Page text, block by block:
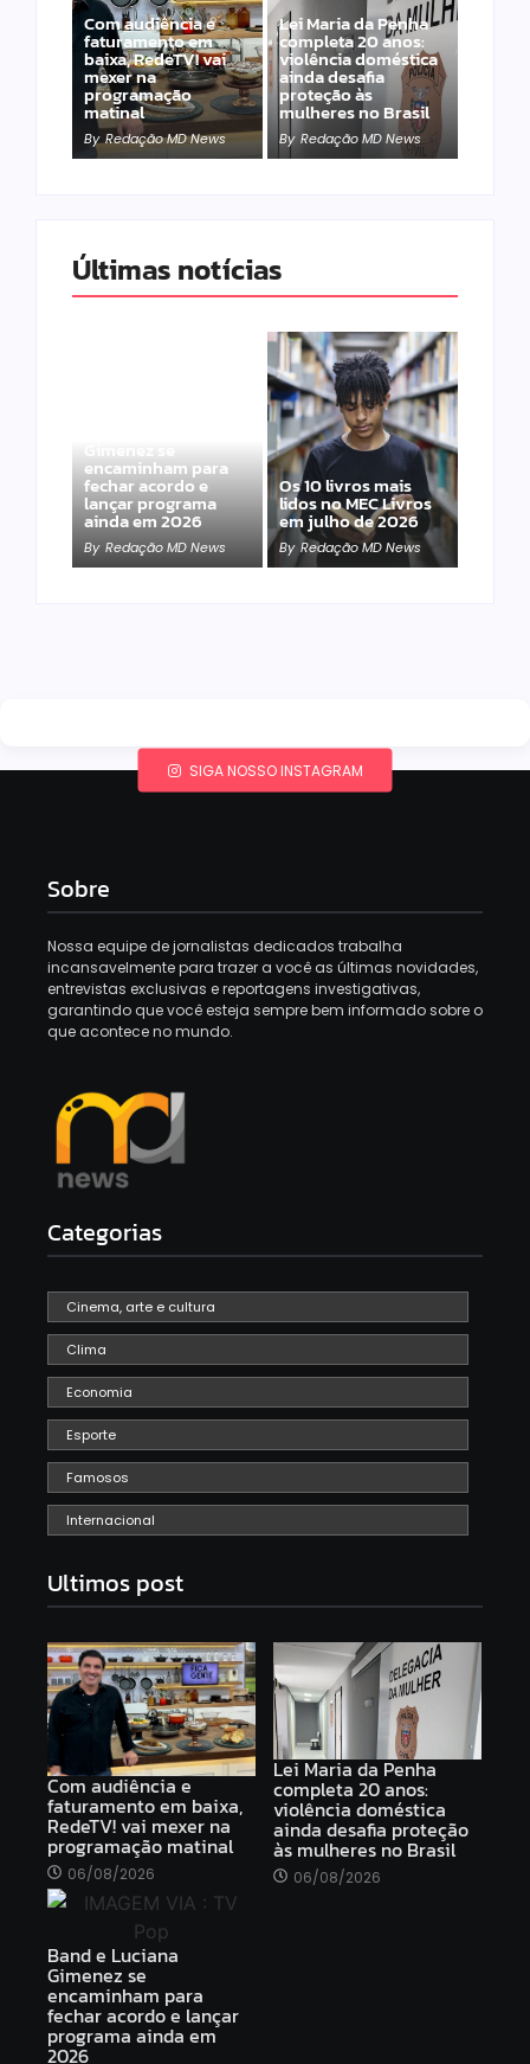
Com audiência e
faturamento em
baixa, RedeTV! vai
mexer na
programação
matinal
By Redação MD News
Lei Maria da Penha
completa 20 anos:
violência doméstica
ainda desafia
proteção às
mulheres no Brasil
By Redação MD News
Últimas notícias
Gimenez se
encaminham para
fechar acordo e
lançar programa
ainda em 2026
By Redação MD News
Os 10 livros mais
lidos no MEC Livros
em julho de 2026
By Redação MD News
SIGA NOSSO INSTAGRAM
Sobre
Nossa equipe de jornalistas dedicados trabalha
incansavelmente para trazer a você as últimas novidades,
entrevistas exclusivas e reportagens investigativas,
garantindo que você esteja sempre bem informado sobre o
que acontece no mundo.
Categorias
Cinema, arte e cultura
Clima
Economia
Esporte
Famosos
Internacional
Ultimos post
Com audiência e
faturamento em baixa,
RedeTV! vai mexer na
programação matinal
06/08/2026
Lei Maria da Penha
completa 20 anos:
violência doméstica
ainda desafia proteção
às mulheres no Brasil
06/08/2026
Band e Luciana
Gimenez se
encaminham para
fechar acordo e lançar
programa ainda em
2026